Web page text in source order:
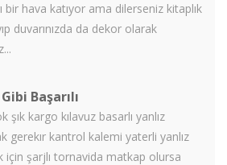
bir hava katıyor ama dilerseniz kitaplık
duvarınızda da dekor olarak
Başarılı
şık kargo kılavuz basarlı yanlız
gerekır kantrol kalemi yaterli yanlız
için şarjlı tornavida matkap olursa